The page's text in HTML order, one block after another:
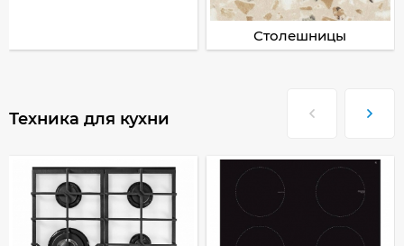
Столешницы
Техника для кухни